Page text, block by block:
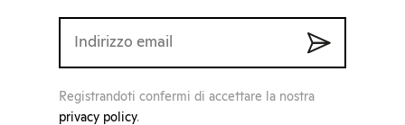
Registrandoti confermi di accettare la nostra
privacy policy.